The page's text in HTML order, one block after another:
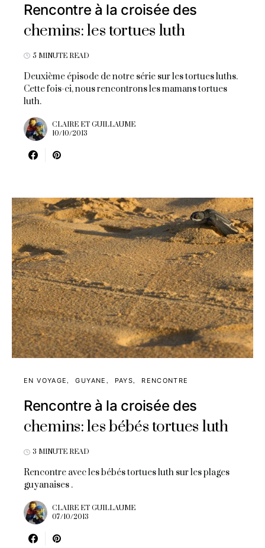
Rencontre à la croisée des
chemins: les tortues luth
5 MINUTE READ
Deuxième épisode de notre série sur les tortues luths.
Cette fois-ci, nous rencontrons les mamans tortues
luth.
CLAIRE ET GUILLAUME
10/10/2013
EN VOYAGE GUYANE PAYS RENCONTRE
Rencontre à la croisée des
chemins: les bébés tortues luth
3 MINUTE READ
Rencontre avec les bébés tortues luth sur les plages
guyanaises .
CLAIRE ET GUILLAUME
07/10/2013